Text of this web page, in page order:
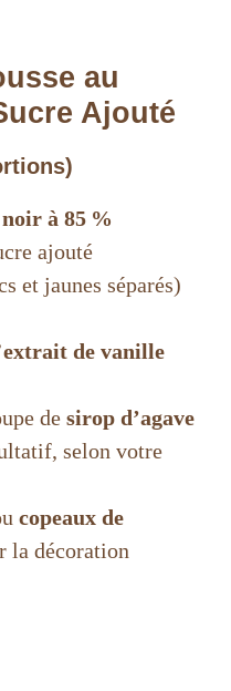
au
Ajouté
à 85 %
ajouté
et jaunes séparés)
extrait de vanille
de sirop d’agave
selon votre
copeaux de
la décoration